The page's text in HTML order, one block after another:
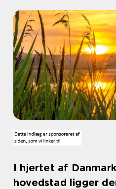
I hjertet af
hovedstad ligger